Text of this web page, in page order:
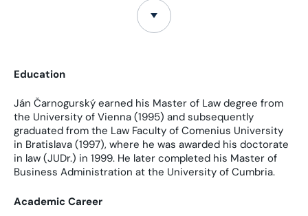
Education
Ján Čarnogurský earned his Master of Law degree from
the University of Vienna (1995) and subsequently
graduated from the Law Faculty of Comenius University
in Bratislava (1997), where he was awarded his doctorate
in law (JUDr.) in 1999. He later completed his Master of
Business Administration at the University of Cumbria.
Academic Career